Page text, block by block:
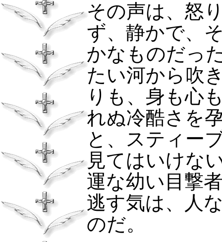
その声は、怒
ず、静かで、
かなものだっ
たい河から吹
りも、身も心
れぬ冷酷さを
と、スティー
見てはいけな
運な幼い目撃
逃す気は、人
のだ。